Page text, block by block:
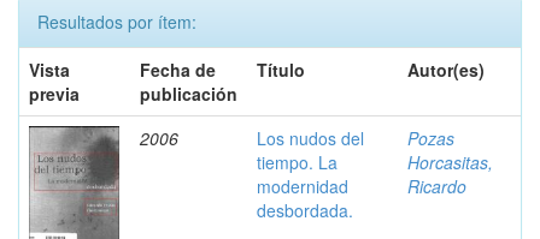
Resultados por ítem:
Vista
previa
Fecha de
publicación
Título Autor(es)
2006
Los nudos del
tiempo. La
modernidad
desbordada.
Pozas
Horcasitas,
Ricardo